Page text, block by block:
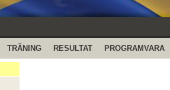
TRÄNING RESULTAT PROGRAMVARA